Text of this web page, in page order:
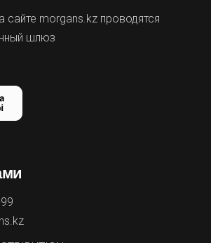
сайте morgans.kz проводятся
шлюз